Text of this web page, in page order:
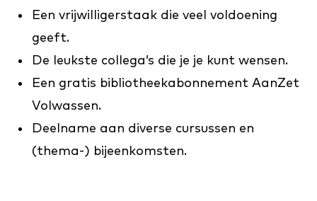
Een vrijwilligerstaak die veel voldoening
geeft.
De leukste collega’s die je je kunt wensen.
Een gratis bibliotheekabonnement AanZet
Volwassen.
Deelname aan diverse cursussen en
(thema-) bijeenkomsten.